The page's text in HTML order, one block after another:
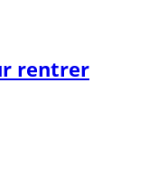
rentrer